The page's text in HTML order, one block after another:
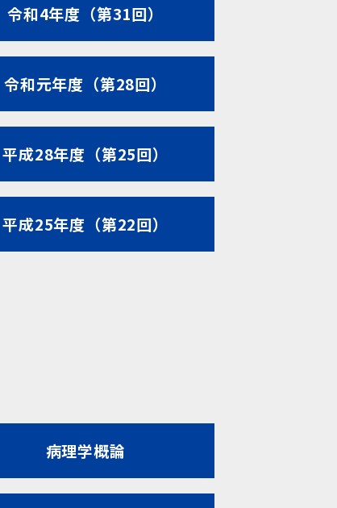
令和4年度（第31回）
令和元年度（第28回）
平成28年度（第25回）
平成25年度（第22回）
病理学概論